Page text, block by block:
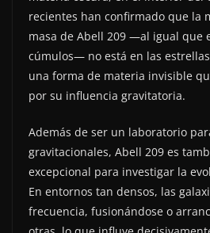
recientes han confirmado que la
masa de Abell 209 —al igual que
cúmulos— no está en las
una forma de materia invisible
por su influencia gravitatoria.
Además de ser un laboratorio
gravitacionales, Abell 209 es
excepcional para investigar la
En entornos tan densos, las
frecuencia, fusionándose o